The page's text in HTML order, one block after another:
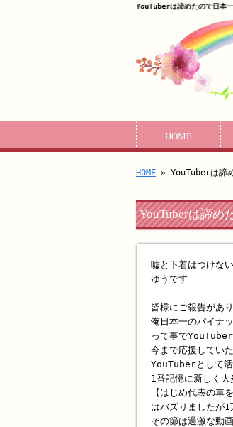
YouTuberは諦めたので日本
HOME
HOME » YouTuberは諦
YouTuberは諦め
嘘と下着はつけな
ゆうです
皆様にご報告があ
俺日本一のパイナ
って事で
今まで応援してい
YouTuberとして
1番記憶に新しく
【はじめ代表の車
はバズりましたが
その節は過激な動